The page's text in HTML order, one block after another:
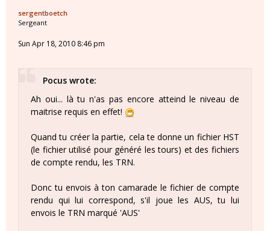
sergentboetch
Sergeant
Sun Apr 18, 2010 8:46 pm
Pocus wrote:
Ah oui... là tu n'as pas encore atteind le niveau de
maitrise requis en effet!
Quand tu créer la partie, cela te donne un fichier HST
(le fichier utilisé pour généré les tours) et des fichiers
de compte rendu, les TRN.
Donc tu envois à ton camarade le fichier de compte
rendu qui lui correspond, s'il joue les AUS, tu lui
envois le TRN marqué 'AUS'